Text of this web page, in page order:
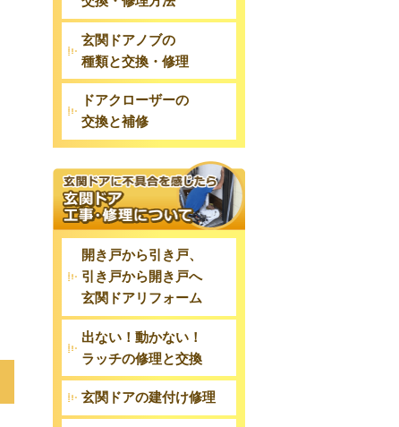
玄関ドアノブの
種類と交換・修理
ドアクローザーの
交換と補修
開き戸から引き戸、
引き戸から開き戸へ
玄関ドアリフォーム
出ない！動かない！
ラッチの修理と交換
玄関ドアの建付け修理